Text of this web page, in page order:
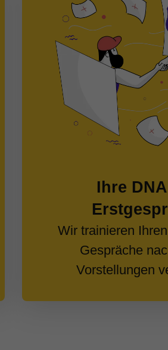
Ihre
Wir trainieren
Gespräche
Vorstellungen